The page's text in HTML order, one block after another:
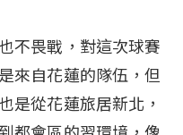
不畏戰，對這次球賽
來自花蓮的隊伍，但
是從花蓮旅居新北，